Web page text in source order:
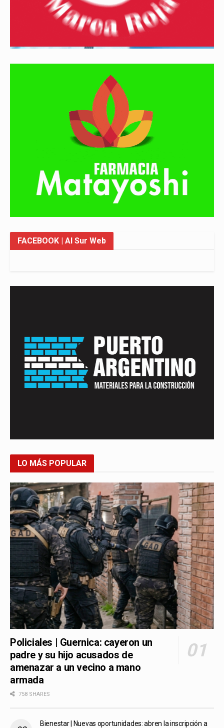
FACEBOOK | Al Sur Web
LO MÁS POPULAR
Policiales | Guernica: cayeron un
padre y su hijo acusados de
amenazar a un vecino a mano
armada
758 SHARES
Bienestar | Nuevas oportunidades: abren la inscripción a